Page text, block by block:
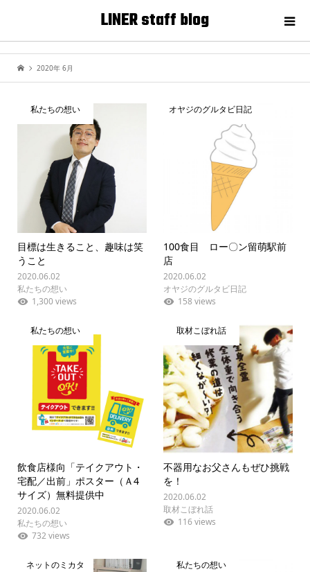
LINER staff blog
2020年 6月
私たちの想い
目標は生きること、趣味は笑
うこと
2020.06.02
私たちの想い
1,300 views
オヤジのグルタビ日記
100食目 ロー〇ン留萌駅前
店
2020.06.02
オヤジのグルタビ日記
158 views
私たちの想い
飲食店様向「テイクアウト・
宅配／出前」ポスター（Ａ4
サイズ）無料提供中
2020.06.02
私たちの想い
732 views
取材こぼれ話
不器用なお父さんもぜひ挑戦
を！
2020.06.02
取材こぼれ話
116 views
ネットのミカタ 私たちの想い